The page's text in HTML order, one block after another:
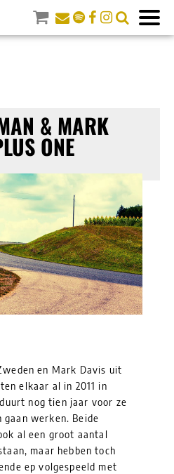
& MARK
ONE
en Mark Davis uit
elkaar al in 2011 in
nog tien jaar voor ze
gaan werken. Beide
al een groot aantal
maar hebben toch
ep volgespeeld met